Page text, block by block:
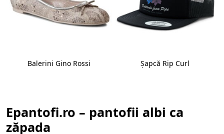
Balerini Gino Rossi Șapcă Rip Curl
Epantofi.ro – pantofii albi ca
zăpada